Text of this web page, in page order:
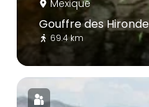
Mexique
Gouffre des
69.4 km